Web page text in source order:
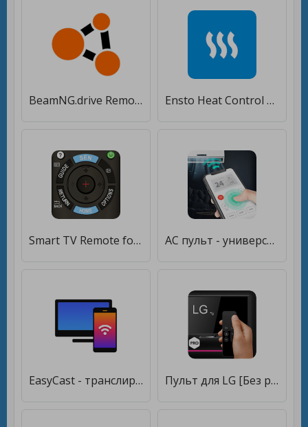
BeamNG.drive Remote Control V2 [Unlocked] Ensto Heat Control App [Premium]
Smart TV Remote for Sony TV [Premium] AC пульт - универсальный пульт [Premium]
EasyCast - транслировать телефон на телевизор [Premium] Пульт для LG [Без рекламы]